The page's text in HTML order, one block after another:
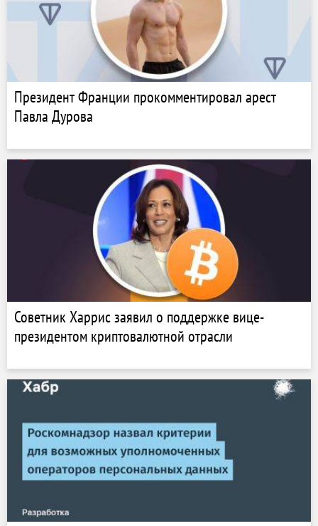
Президент Франции прокомментировал арест
Павла Дурова
Советник Харрис заявил о поддержке вице-
президентом криптовалютной отрасли